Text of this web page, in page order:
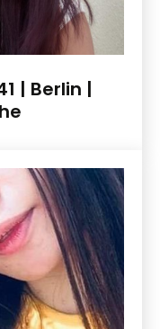
| Berlin |